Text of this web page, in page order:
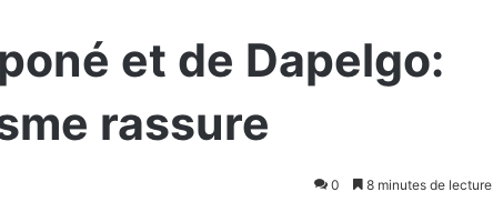
et de Dapelgo:
rassure
0 8 minutes de lecture